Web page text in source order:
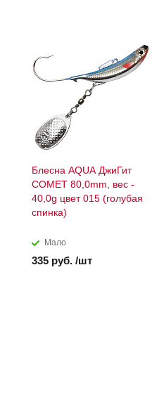
Блесна AQUA ДжиГит
COMET 80,0mm, вес -
40,0g цвет 015 (голубая
спинка)
Мало
335 руб. /шт